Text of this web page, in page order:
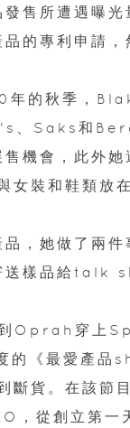
發售所遭遇曝
品的專利申請
的秋季，
Saks和
機會，此外
裝和鞋類放
，她做了兩
送樣品給
Oprah穿上
的《最愛產品
斷貨。在該
，從創立第